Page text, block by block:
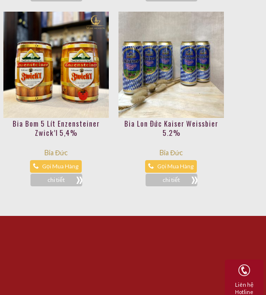
Bia Bom 5 Lít Enzensteiner
Zwick’l 5,4%
Bia Đức
Gọi Mua Hàng
chi tiết
Bia Lon Đức Kaiser Weissbier
5.2%
Bia Đức
Gọi Mua Hàng
chi tiết
Liên hệ
Hotline